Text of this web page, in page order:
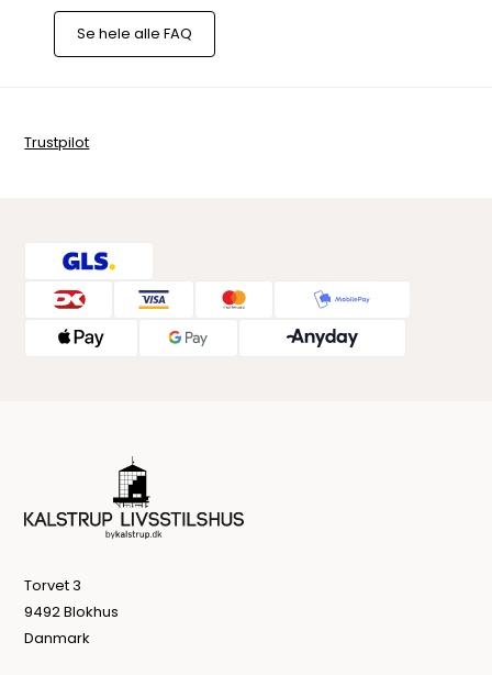
Se hele alle FAQ
Trustpilot
Torvet 3
9492 Blokhus
Danmark